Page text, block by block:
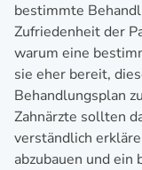
bestimmte
Zufriedenheit der
warum eine
sie eher bereit,
Behandlungsplan
Zahnärzte sollten
verständlich
abzubauen und ein